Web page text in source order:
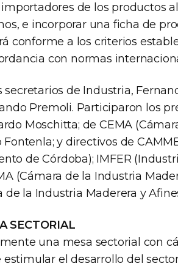
de los productos
e incorporar una ficha de
conforme a los criterios
con normas
de Industria,
Premoli. Participaron los
Moschitta; de CEMA
y directivos de
de Córdoba); IMFER
(Cámara de la Industria
de la Industria Maderera y
SECTORIAL
una mesa sectorial con
el desarrollo del